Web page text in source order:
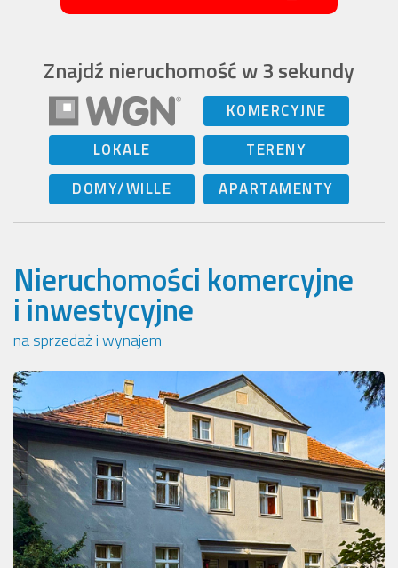
Znajdź nieruchomość w 3 sekundy
KOMERCYJNE
LOKALE
TERENY
DOMY/WILLE
APARTAMENTY
Nieruchomości komercyjne
i inwestycyjne
na sprzedaż i wynajem